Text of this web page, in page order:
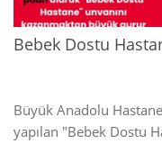
Bebek Dostu
Büyük Anadolu
yapılan "Bebek Dostu